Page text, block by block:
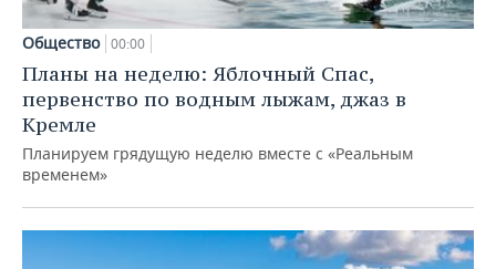
Общество 00:00
Планы на неделю: Яблочный Спас,
первенство по водным лыжам, джаз в
Кремле
Планируем грядущую неделю вместе с «Реальным
временем»